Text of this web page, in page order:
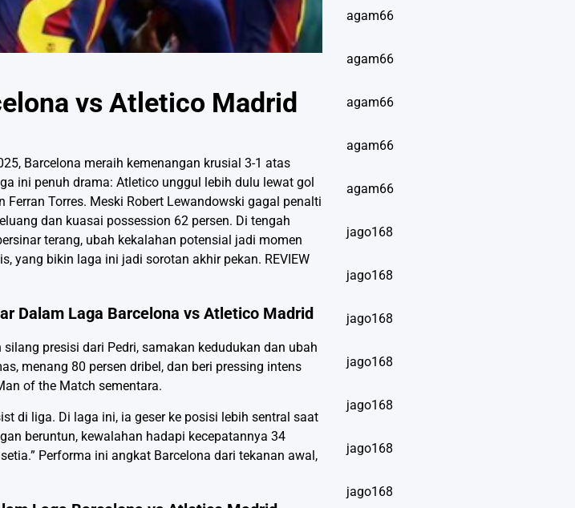
vs Atletico Madrid
Barcelona meraih kemenangan krusial 3-1 atas
ini penuh drama: Atletico unggul lebih dulu lewat gol
Torres. Meski Robert Lewandowski gagal penalti
dan kuasai possession 62 persen. Di tengah
terang, ubah kekalahan potensial jadi momen
yang bikin laga ini jadi sorotan akhir pekan. REVIEW
Dalam Laga Barcelona vs Atletico Madrid
presisi dari Pedri, samakan kedudukan dan ubah
menang 80 persen dribel, dan beri pressing intens
of the Match sementara.
di liga. Di laga ini, ia geser ke posisi lebih sentral saat
beruntun, kewalahan hadapi kecepatannya 34
Performa ini angkat Barcelona dari tekanan awal,
agam66
agam66
agam66
agam66
agam66
jago168
jago168
jago168
jago168
jago168
jago168
jago168